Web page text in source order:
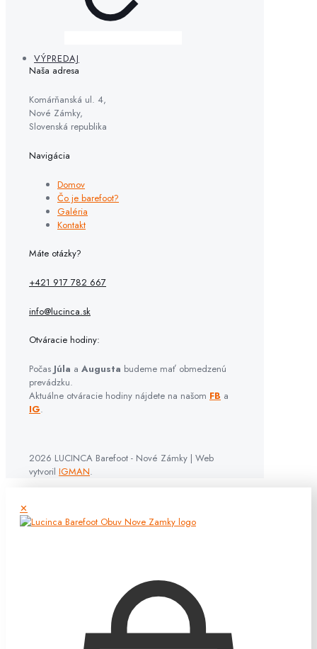
VÝPREDAJ
Naša adresa
Komárňanská ul. 4,
Nové Zámky,
Slovenská republika
Navigácia
Domov
Čo je barefoot?
Galéria
Kontakt
Máte otázky?
+421 917 782 667
info@lucinca.sk
Otváracie hodiny:
Počas Júla a Augusta budeme mať obmedzenú
prevádzku.
Aktuálne otváracie hodiny nájdete na našom FB a
IG.
2026 LUCINCA Barefoot - Nové Zámky | Web
vytvoril IGMAN.
✕